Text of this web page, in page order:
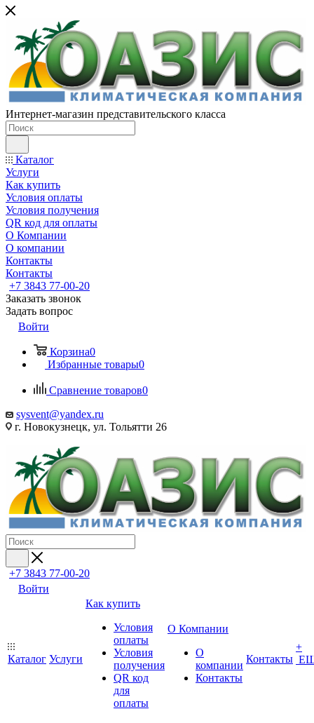
Интернет-магазин представительского класса
Каталог
Услуги
Как купить
Условия оплаты
Условия получения
QR код для оплаты
О Компании
О компании
Контакты
Контакты
+7 3843 77-00-20
Заказать звонок
Задать вопрос
Войти
Корзина0
Избранные товары0
Сравнение товаров0
sysvent@yandex.ru
г. Новокузнецк, ул. Тольятти 26
+7 3843 77-00-20
Войти
Каталог Услуги
Как купить
Условия
оплаты
Условия
получения
QR код
для
оплаты
О Компании
О
компании
Контакты
Контакты
+